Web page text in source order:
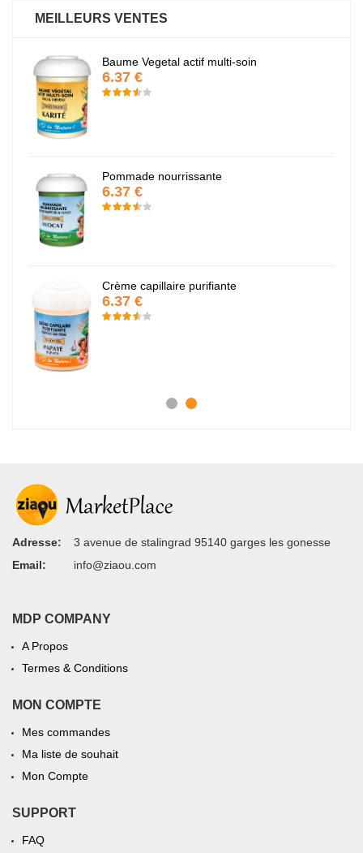
MEILLEURS VENTES
Baume Vegetal actif multi-soin
6.37 €
Pommade nourrissante
6.37 €
Crème capillaire purifiante
6.37 €
Adresse:
3 avenue de stalingrad 95140 garges les gonesse
Email:
info@ziaou.com
MDP COMPANY
A Propos
Termes & Conditions
MON COMPTE
Mes commandes
Ma liste de souhait
Mon Compte
SUPPORT
FAQ